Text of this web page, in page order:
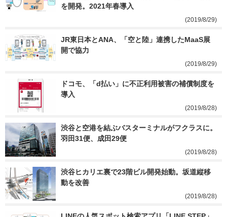
を開発。2021年春導入
(2019/8/29)
JR東日本とANA、「空と陸」連携したMaaS展
開で協力
(2019/8/29)
ドコモ、「d払い」に不正利用被害の補償制度を
導入
(2019/8/28)
渋谷と空港を結ぶバスターミナルがフクラスに。
羽田31便、成田29便
(2019/8/28)
渋谷ヒカリエ裏で23階ビル開発始動。坂道縦移
動を改善
(2019/8/28)